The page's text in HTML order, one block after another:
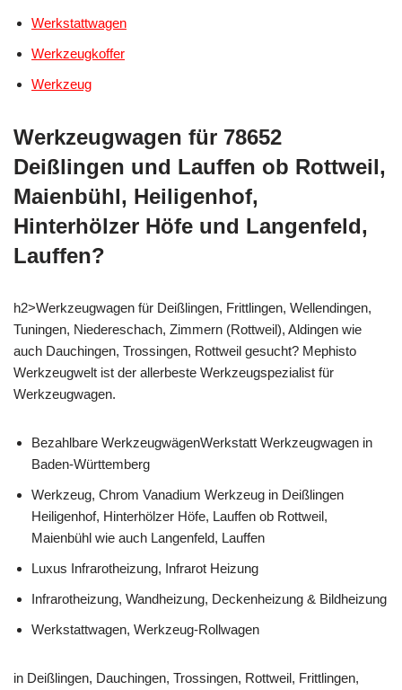
Werkstattwagen
Werkzeugkoffer
Werkzeug
Werkzeugwagen für 78652
Deißlingen und Lauffen ob Rottweil,
Maienbühl, Heiligenhof,
Hinterhölzer Höfe und Langenfeld,
Lauffen?
h2>Werkzeugwagen für Deißlingen, Frittlingen, Wellendingen,
Tuningen, Niedereschach, Zimmern (Rottweil), Aldingen wie
auch Dauchingen, Trossingen, Rottweil gesucht? Mephisto
Werkzeugwelt ist der allerbeste Werkzeugspezialist für
Werkzeugwagen.
Bezahlbare WerkzeugwägenWerkstatt Werkzeugwagen in
Baden-Württemberg
Werkzeug, Chrom Vanadium Werkzeug in Deißlingen
Heiligenhof, Hinterhölzer Höfe, Lauffen ob Rottweil,
Maienbühl wie auch Langenfeld, Lauffen
Luxus Infrarotheizung, Infrarot Heizung
Infrarotheizung, Wandheizung, Deckenheizung & Bildheizung
Werkstattwagen, Werkzeug-Rollwagen
in Deißlingen, Dauchingen, Trossingen, Rottweil, Frittlingen,